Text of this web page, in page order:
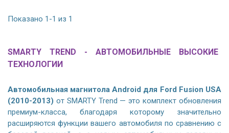
Показано 1-1 из 1
SMARTY TREND - АВТОМОБИЛЬНЫЕ ВЫСОКИЕ
ТЕХНОЛОГИИ
Автомобильная магнитола Android для Ford Fusion USA
(2010-2013) от SMARTY Trend — это комплект обновления
премиум-класса, благодаря которому значительно
расширяются функции вашего автомобиля по сравнению с